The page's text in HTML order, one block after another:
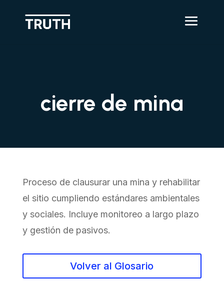
cierre de mina
Proceso de clausurar una mina y rehabilitar
el sitio cumpliendo estándares ambientales
y sociales. Incluye monitoreo a largo plazo
y gestión de pasivos.
Volver al Glosario